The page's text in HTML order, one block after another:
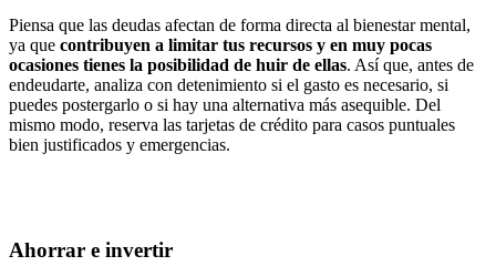
Piensa que las deudas afectan de forma directa al bienestar mental,
ya que contribuyen a limitar tus recursos y en muy pocas
ocasiones tienes la posibilidad de huir de ellas. Así que, antes de
endeudarte, analiza con detenimiento si el gasto es necesario, si
puedes postergarlo o si hay una alternativa más asequible. Del
mismo modo, reserva las tarjetas de crédito para casos puntuales
bien justificados y emergencias.
Ahorrar e invertir